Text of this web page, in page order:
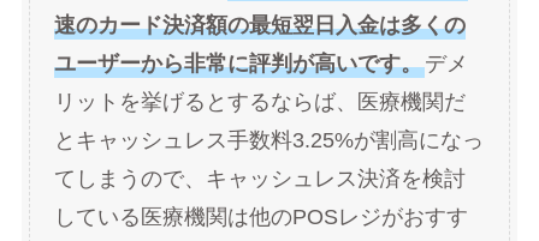
速のカード決済額の最短翌日入金は多くの
ユーザーから非常に評判が高いです。デメ
リットを挙げるとするならば、医療機関だ
とキャッシュレス手数料3.25%が割高になっ
てしまうので、キャッシュレス決済を検討
している医療機関は他のPOSレジがおすす